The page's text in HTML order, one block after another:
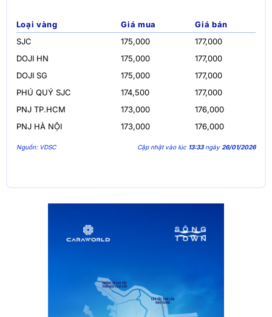
Loại vàng Giá mua
Giá bán
SJC
175,000
177,000
DOJI HN
175,000
177,000
DOJI SG
175,000
177,000
PHÚ QUÝ SJC
174,500
177,000
PNJ TP.HCM
173,000
176,000
PNJ HÀ NỘI
173,000 176,000
Nguồn: VDSC Cập nhật vào lúc 13:33ngày 26/01/2026